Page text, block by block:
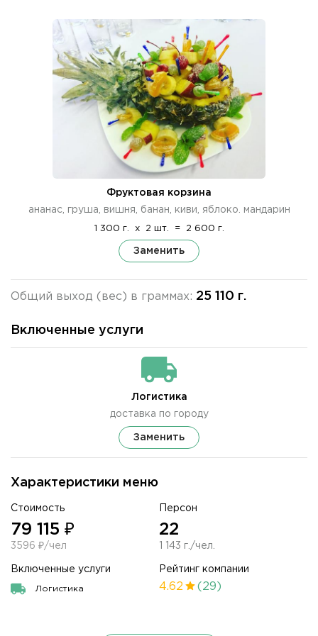
Характеристики меню
Стоимость
79 115 ₽
3596 ₽/чел
Персон
22
1 143 г./чел.
Включенные услуги
Логистика
Рейтинг компании
4.62 (29)
Фруктовая корзина
ананас, груша, вишня, банан, киви, яблоко. мандарин
1 300 г. x 2 шт. = 2 600 г.
Заменить
Общий выход (вес) в граммах: 25 110 г.
Включенные услуги
Логистика
доставка по городу
Заменить